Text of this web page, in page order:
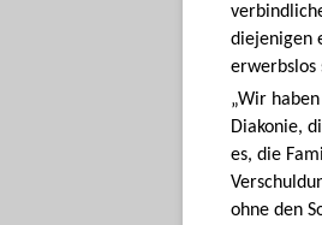
diejenigen
erwerbslos
„Wir
Diakonie,
es, die
ohne den